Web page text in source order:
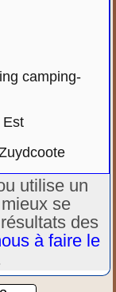
camping-
Est
utilise un
se
des
à faire le